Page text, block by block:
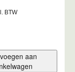
BTW
aan